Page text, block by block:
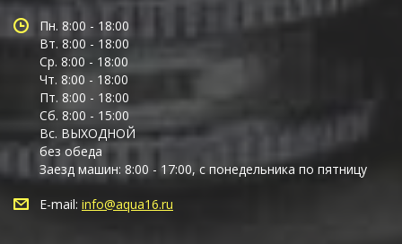
Пн. 8:00 - 18:00
Вт. 8:00 - 18:00
Ср. 8:00 - 18:00
Чт. 8:00 - 18:00
Пт. 8:00 - 18:00
Сб. 8:00 - 15:00
Вс. ВЫХОДНОЙ
без обеда
Заезд машин: 8:00 - 17:00, с понедельника по пятницу
E-mail: info@aqua16.ru